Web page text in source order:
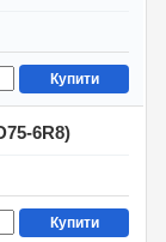
Купити
6R8)
Купити